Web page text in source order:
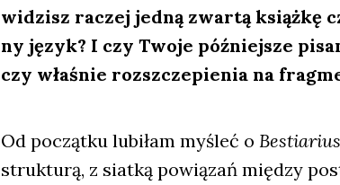
widzisz raczej jed­ną zwar­tą
ny język? I czy Two­je póź­niej­sze
czy wła­śnie roz­sz­cze­pie­nia na
Od począt­ku lubi­łam myśleć o
struk­tu­rą, z siat­ką powią­zań mię­dzy